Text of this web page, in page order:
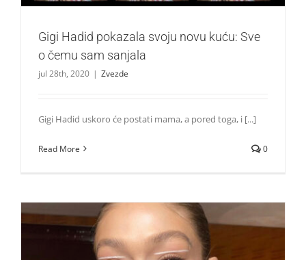
Gigi Hadid pokazala svoju novu kuću: Sve
o čemu sam sanjala
jul 28th, 2020 | Zvezde
Gigi Hadid uskoro će postati mama, a pored toga, i [...]
Read More 0